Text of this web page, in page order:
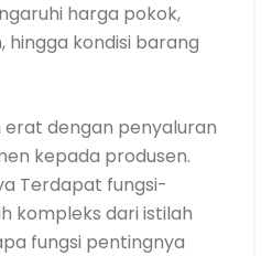
harga pokok,
hingga kondisi barang
dengan penyaluran
kepada produsen.
Terdapat fungsi-
kompleks dari istilah
fungsi pentingnya